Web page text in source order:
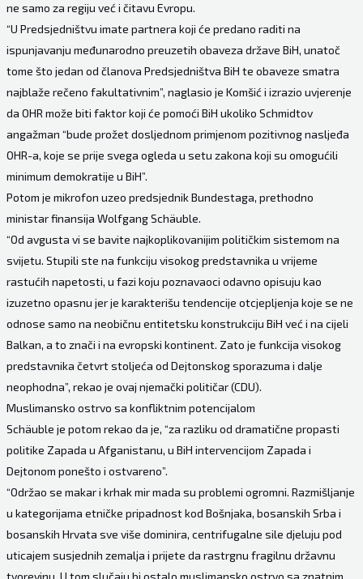
ne samo za regiju već i čitavu Evropu.
“U Predsjedništvu imate partnera koji će predano raditi na
ispunjavanju međunarodno preuzetih obaveza države BiH, unatoč
tome što jedan od članova Predsjedništva BiH te obaveze smatra
najblaže rečeno fakultativnim”, naglasio je Komšić i izrazio uvjerenje
da OHR može biti faktor koji će pomoći BiH ukoliko Schmidtov
angažman “bude prožet dosljednom primjenom pozitivnog nasljeđa
OHR-a, koje se prije svega ogleda u setu zakona koji su omogućili
minimum demokratije u BiH”.
Potom je mikrofon uzeo predsjednik Bundestaga, prethodno
ministar finansija Wolfgang Schäuble.
“Od avgusta vi se bavite najkoplikovanijim političkim sistemom na
svijetu. Stupili ste na funkciju visokog predstavnika u vrijeme
rastućih napetosti, u fazi koju poznavaoci odavno opisuju kao
izuzetno opasnu jer je karakterišu tendencije otcjepljenja koje se ne
odnose samo na neobičnu entitetsku konstrukciju BiH već i na cijeli
Balkan, a to znači i na evropski kontinent. Zato je funkcija visokog
predstavnika četvrt stoljeća od Dejtonskog sporazuma i dalje
neophodna”, rekao je ovaj njemački političar (CDU).
Muslimansko ostrvo sa konfliktnim potencijalom
Schäuble je potom rekao da je, “za razliku od dramatične propasti
politike Zapada u Afganistanu, u BiH intervencijom Zapada i
Dejtonom ponešto i ostvareno”.
“Održao se makar i krhak mir mada su problemi ogromni. Razmišljanje
u kategorijama etničke pripadnost kod Bošnjaka, bosanskih Srba i
bosanskih Hrvata sve više dominira, centrifugalne sile djeluju pod
uticajem susjednih zemalja i prijete da rastrgnu fragilnu državnu